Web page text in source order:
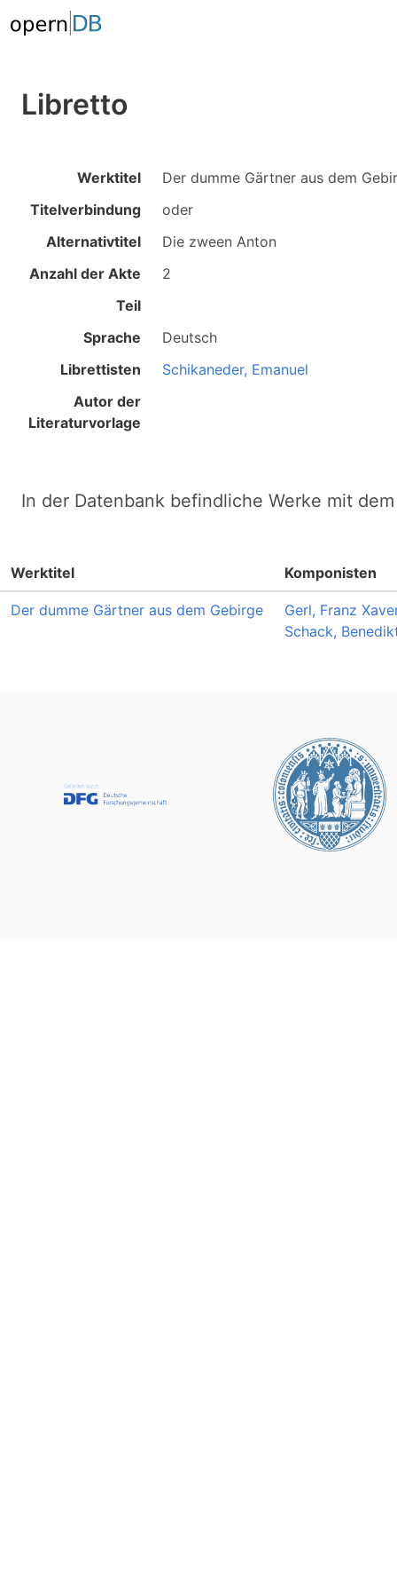
Libretto
Werktitel
Der dumme Gärtner aus dem
Titelverbindung
oder
Alternativtitel
Die zween Anton
Anzahl der Akte
2
Teil
Sprache
Deutsch
Librettisten
Schikaneder, Emanuel
Autor der
Literaturvorlage
In der Datenbank befindliche Werke mit
Werktitel Komponisten
Der dumme Gärtner aus dem Gebirge
Gerl, Franz
Schack,